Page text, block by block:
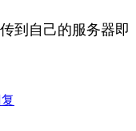
到自己的服务器即